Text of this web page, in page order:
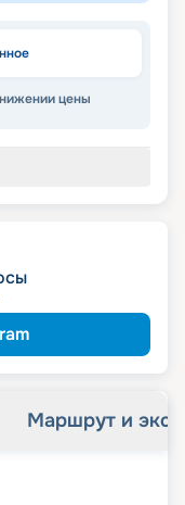
цены
Маршрут и